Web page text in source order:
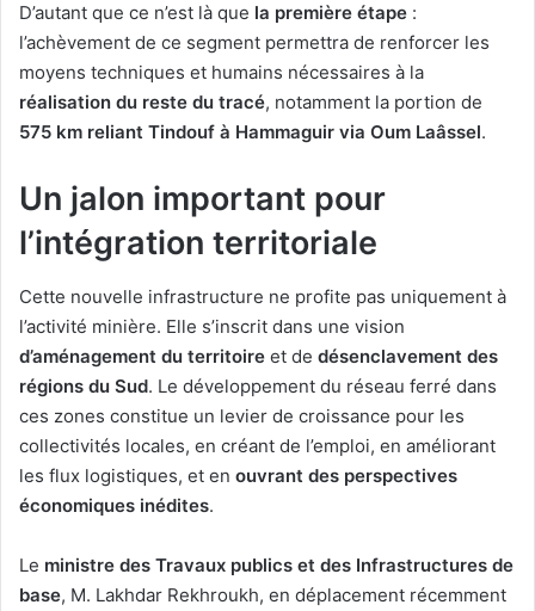
D’autant que ce n’est là que la première étape :
l’achèvement de ce segment permettra de renforcer les
moyens techniques et humains nécessaires à la
réalisation du reste du tracé, notamment la portion de
575 km reliant Tindouf à Hammaguir via Oum Laâssel.
Un jalon important pour
l’intégration territoriale
Cette nouvelle infrastructure ne profite pas uniquement à
l’activité minière. Elle s’inscrit dans une vision
d’aménagement du territoire et de désenclavement des
régions du Sud. Le développement du réseau ferré dans
ces zones constitue un levier de croissance pour les
collectivités locales, en créant de l’emploi, en améliorant
les flux logistiques, et en ouvrant des perspectives
économiques inédites.
Le ministre des Travaux publics et des Infrastructures de
base, M. Lakhdar Rekhroukh, en déplacement récemment